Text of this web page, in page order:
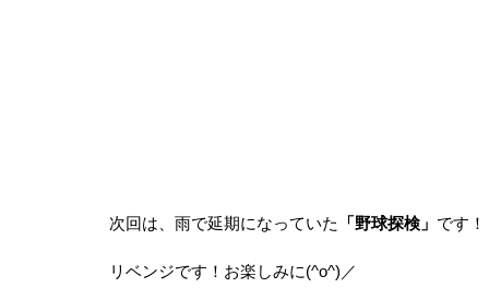
次回は、雨で延期になっていた 「野球探検」 です！
リベンジです！お楽しみに(^o^)／